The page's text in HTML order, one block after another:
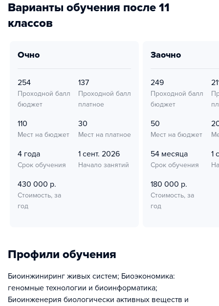
Варианты обучения после 11
классов
очно
254
Проходной балл
бюджет
137
Проходной балл
платное
110
Мест на бюджет
30
Мест на платное
4 года
Срок обучения
1 сент. 2026
Начало занятий
430 000 р.
Стоимость, за
год
заочно
249
Проходной балл
бюджет
50
Мест на бюджет
54 месяца
Срок обучения
1
180 000 р.
Стоимость, за
год
Профили обучения
Биоинжиниринг живых систем; Биоэкономика:
геномные технологии и биоинформатика;
Биоинженерия биологически активных веществ и